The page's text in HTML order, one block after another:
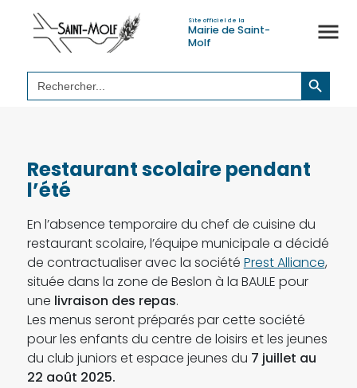
Site officiel de la
Mairie de Saint-
Molf
Search
for:
Search Button
Restaurant scolaire pendant
l’été
En l’absence temporaire du chef de cuisine du
restaurant scolaire, l’équipe municipale a décidé
de contractualiser avec la société Prest Alliance,
située dans la zone de Beslon à la BAULE pour
une livraison des repas.
Les menus seront préparés par cette société
pour les enfants du centre de loisirs et les jeunes
du club juniors et espace jeunes du 7 juillet au
22 août 2025.